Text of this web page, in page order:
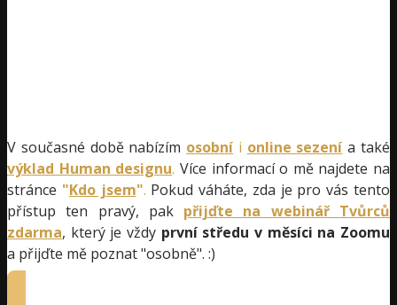
V současné době nabízím osobní i online sezení a také
výklad Human designu. Více informací o mě najdete na
stránce "Kdo jsem". Pokud váháte, zda je pro vás tento
přístup ten pravý, pak přijďte na webinář Tvůrců
zdarma, který je vždy první středu v měsíci na Zoomu
a přijďte mě poznat "osobně". :)